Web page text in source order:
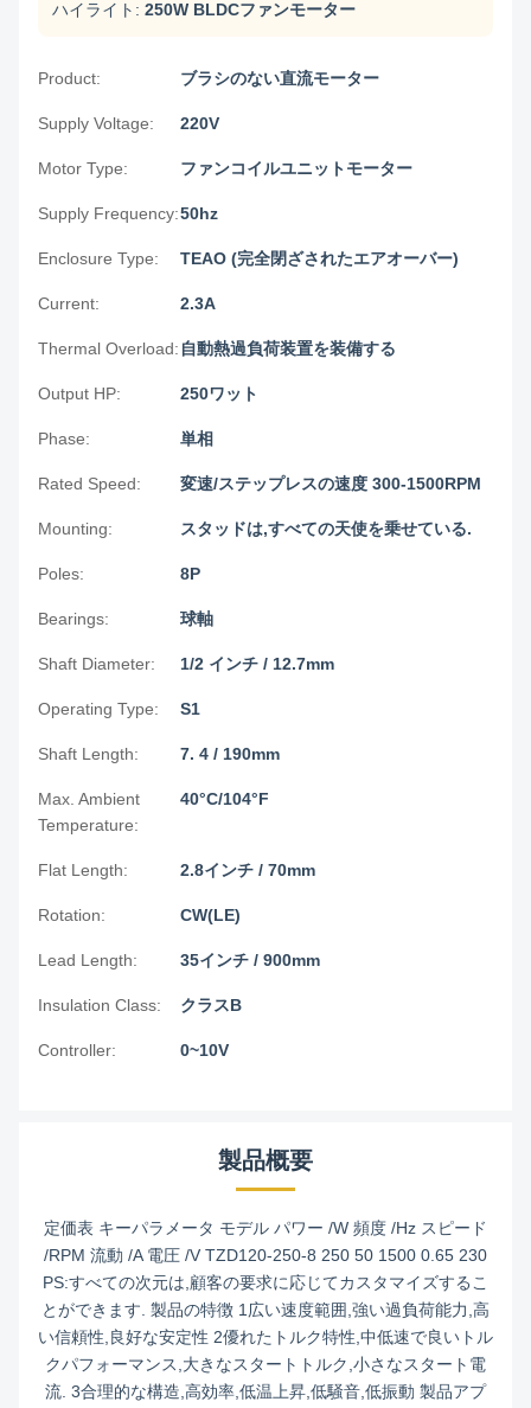
ハイライト: 250W BLDCファンモーター
Product: ブラシのない直流モーター
Supply Voltage: 220V
Motor Type: ファンコイルユニットモーター
Supply Frequency:50hz
Enclosure Type: TEAO (完全閉ざされたエアオーバー)
Current: 2.3A
Thermal Overload: 自動熱過負荷装置を装備する
Output HP: 250ワット
Phase: 単相
Rated Speed: 変速/ステップレスの速度 300-1500RPM
Mounting: スタッドは,すべての天使を乗せている.
Poles: 8P
Bearings: 球軸
Shaft Diameter: 1/2 インチ / 12.7mm
Operating Type: S1
Shaft Length: 7. 4 / 190mm
Max. Ambient
Temperature:
40°C/104°F
Flat Length: 2.8インチ / 70mm
Rotation: CW(LE)
Lead Length: 35インチ / 900mm
Insulation Class: クラスB
Controller: 0~10V
製品概要
定価表 キーパラメータ モデル パワー /W 頻度 /Hz スピード
/RPM 流動 /A 電圧 /V TZD120-250-8 250 50 1500 0.65 230
PS:すべての次元は,顧客の要求に応じてカスタマイズするこ
とができます. 製品の特徴 1広い速度範囲,強い過負荷能力,高
い信頼性,良好な安定性 2優れたトルク特性,中低速で良いトル
クパフォーマンス,大きなスタートトルク,小さなスタート電
流. 3合理的な構造,高効率,低温上昇,低騒音,低振動 製品アプ